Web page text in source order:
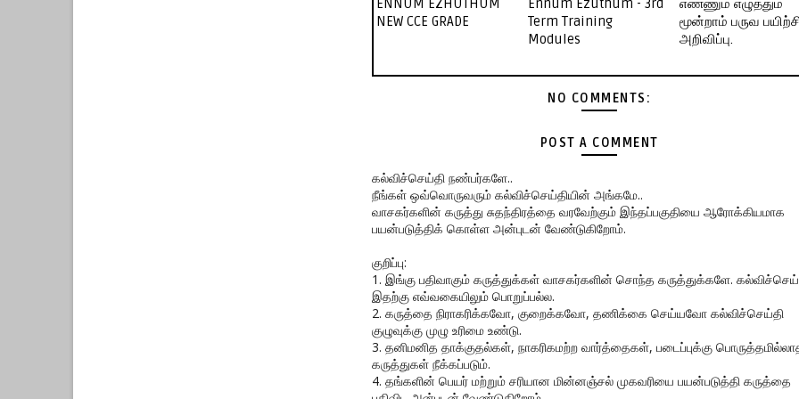
NEW CCE GRADE
Term Training
Modules
மூன்றாம் பருவ பயிற்சி
அறிவிப்பு.
NO COMMENTS:
POST A COMMENT
கல்விச்செய்தி நண்பர்களே..
நீங்கள் ஒவ்வொருவரும் கல்விச்செய்தியின் அங்கமே..
வாசகர்களின் கருத்து சுதந்திரத்தை வரவேற்கும் இந்தப்பகுதியை ஆரோக்கியமாக
பயன்படுத்திக் கொள்ள அன்புடன் வேண்டுகிறோம்.
குறிப்பு:
1. இங்கு பதிவாகும் கருத்துக்கள் வாசகர்களின் சொந்த கருத்துக்களே.
இதற்கு எவ்வகையிலும் பொறுப்பல்ல.
2. கருத்தை நிராகரிக்கவோ, குறைக்கவோ, தணிக்கை செய்யவோ கல்விச்செய்தி
குழுவுக்கு முழு உரிமை உண்டு.
3. தனிமனித தாக்குதல்கள், நாகரிகமற்ற வார்த்தைகள், படைப்புக்கு
கருத்துகள் நீக்கப்படும்.
4. தங்களின் பெயர் மற்றும் சரியான மின்னஞ்சல் முகவரியை பயன்படுத்தி கருத்தை